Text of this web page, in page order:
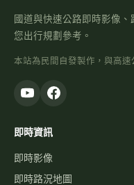
國道與快速公路即時影像
您出行規劃參考。
本站為民間自發製作，與高速
即時資訊
即時影像
即時路況地圖